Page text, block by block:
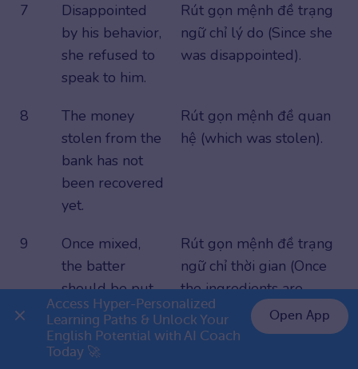
7
Disappointed
by his behavior,
she refused to
speak to him.
Rút gọn mệnh đề trạng
ngữ chỉ lý do (Since she
was disappointed).
8
The money
stolen from the
bank has not
been recovered
yet.
Rút gọn mệnh đề quan
hệ (which was stolen).
9
Once mixed,
the batter
should be put
in the oven.
Rút gọn mệnh đề trạng
ngữ chỉ thời gian (Once
the ingredients are
mixed). Có thể giữ lại
Once.
👉 Premium 1 năm chỉ 799K
Access Hyper-Personalized
Learning Paths & Unlock Your
English Potential with AI Coach
Today 🚀
Open App